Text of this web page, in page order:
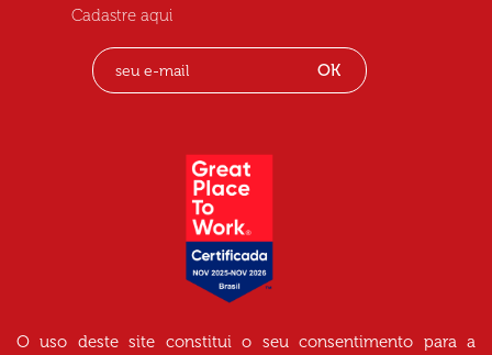
Cadastre aqui
OK
O uso deste site constitui o seu consentimento para a